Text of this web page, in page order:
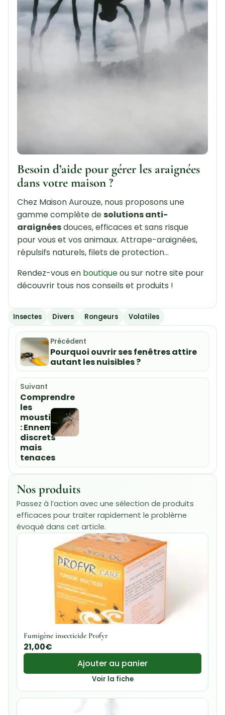
Besoin d’aide pour gérer les araignées
dans votre maison ?
Chez Maison Aurouze, nous proposons une
gamme complète desolutions anti-
araignéesdouces, efficaces et sans risque
pour vous et vos animaux. Attrape-araignées,
répulsifs naturels, filets de protection…
Rendez-vous en boutiqueou sur notre site pour
découvrir tous nos conseils et produits !
Insectes Divers Rongeurs Volatiles
Précédent
Pourquoi ouvrir ses fenêtres attire
autant les nuisibles ?
Suivant
Comprendre
les
moustiques
: Ennemis
discrets
mais
tenaces
Nos produits
Passez à l’action avec une sélection de produits
efficaces pour traiter rapidement le problème
évoqué dans cet article.
Fumigène insecticide Profyr
21,00€
Ajouter au panier
Voir la fiche